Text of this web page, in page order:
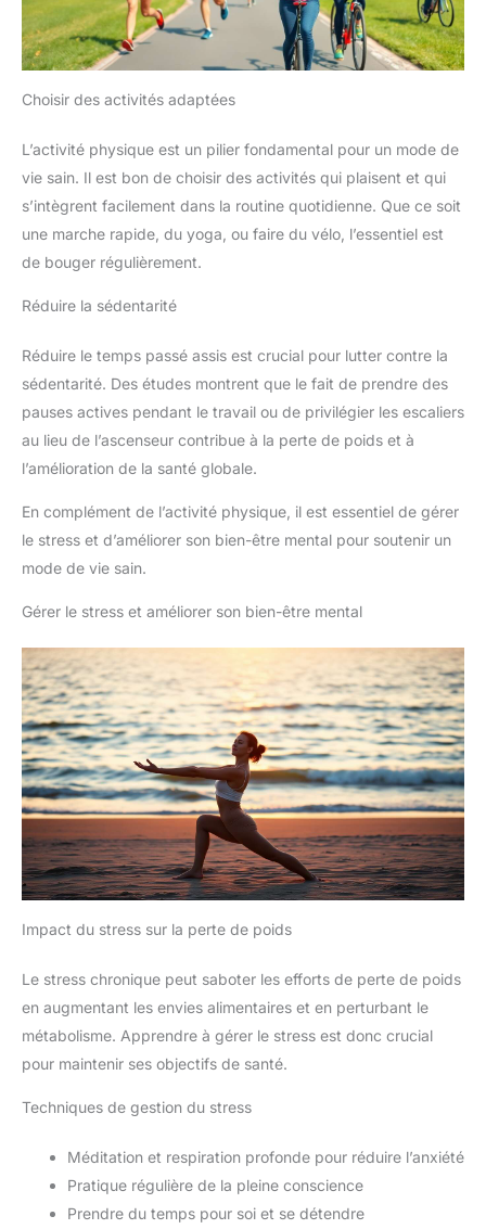
Choisir des activités adaptées
L’activité physique est un pilier fondamental pour un mode de
vie sain. Il est bon de choisir des activités qui plaisent et qui
s’intègrent facilement dans la routine quotidienne. Que ce soit
une marche rapide, du yoga, ou faire du vélo, l’essentiel est
de bouger régulièrement.
Réduire la sédentarité
Réduire le temps passé assis est crucial pour lutter contre la
sédentarité. Des études montrent que le fait de prendre des
pauses actives pendant le travail ou de privilégier les escaliers
au lieu de l’ascenseur contribue à la perte de poids et à
l’amélioration de la santé globale.
En complément de l’activité physique, il est essentiel de gérer
le stress et d’améliorer son bien-être mental pour soutenir un
mode de vie sain.
Gérer le stress et améliorer son bien-être mental
Impact du stress sur la perte de poids
Le stress chronique peut saboter les efforts de perte de poids
en augmentant les envies alimentaires et en perturbant le
métabolisme. Apprendre à gérer le stress est donc crucial
pour maintenir ses objectifs de santé.
Techniques de gestion du stress
Méditation et respiration profonde pour réduire l’anxiété
Pratique régulière de la pleine conscience
Prendre du temps pour soi et se détendre